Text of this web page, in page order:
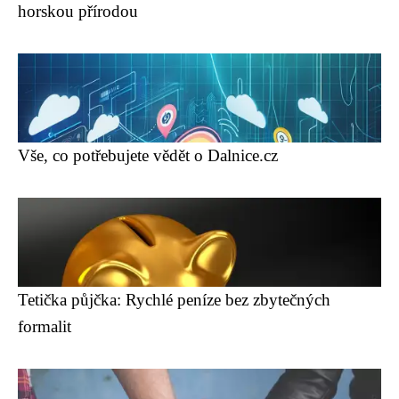
horskou přírodou
Vše, co potřebujete vědět o Dalnice.cz
Tetička půjčka: Rychlé peníze bez zbytečných
formalit